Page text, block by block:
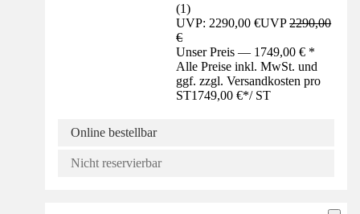
(1)
UVP: 2290,00 €UVP2290,00
€
Unser Preis — 1749,00 € *
Alle Preise inkl. MwSt. und
ggf. zzgl. Versandkosten pro
ST1749,00 €*/ ST
Online bestellbar
Nicht reservierbar